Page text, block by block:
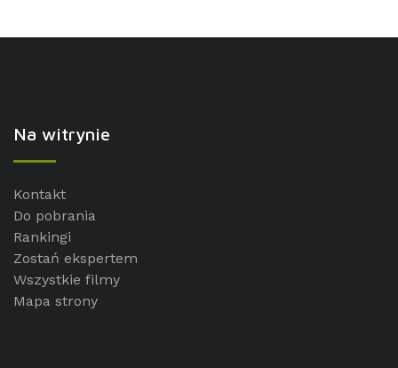
Na witrynie
Kontakt
Do pobrania
Rankingi
Zostań ekspertem
Wszystkie filmy
Mapa strony